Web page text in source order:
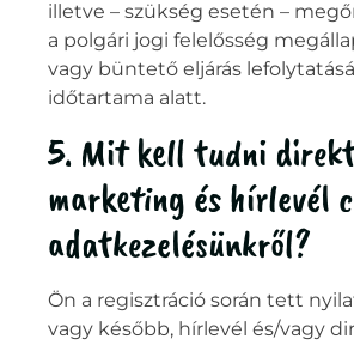
illetve – szükség esetén –
a polgári jogi felelősség
vagy büntető eljárás
időtartama alatt.
5. Mit kell tudni
marketing és hírlevél
adatkezelésünkről?
Ön a regisztráció során tett
vagy később, hírlevél és/vagy